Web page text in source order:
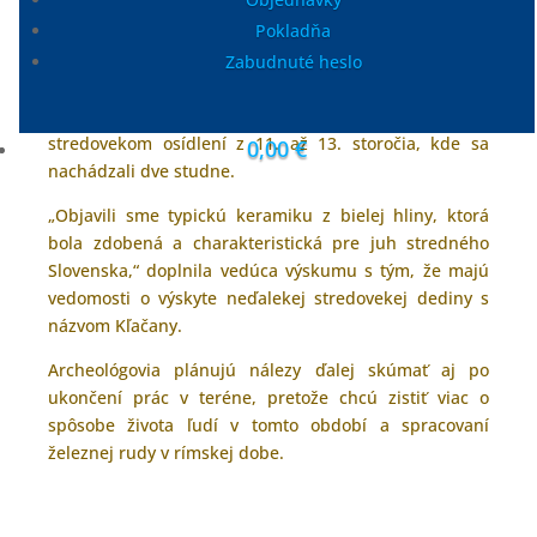
Pokladňa
Zabudnuté heslo
0,00€
stredovekom osídlení z 11. až 13. storočia, kde sa
nachádzali dve studne.
„Objavili sme typickú keramiku z bielej hliny, ktorá
bola zdobená a charakteristická pre juh stredného
Slovenska,“ doplnila vedúca výskumu s tým, že majú
vedomosti o výskyte neďalekej stredovekej dediny s
názvom Kľačany.
Archeológovia plánujú nálezy ďalej skúmať aj po
ukončení prác v teréne, pretože chcú zistiť viac o
spôsobe života ľudí v tomto období a spracovaní
železnej rudy v rímskej dobe.